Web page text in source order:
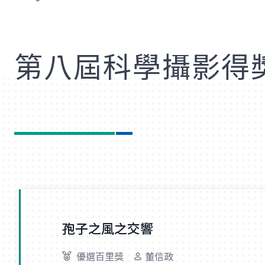
第八屆科學攝影得
孢子之風之交響
優選百里獎 董信政